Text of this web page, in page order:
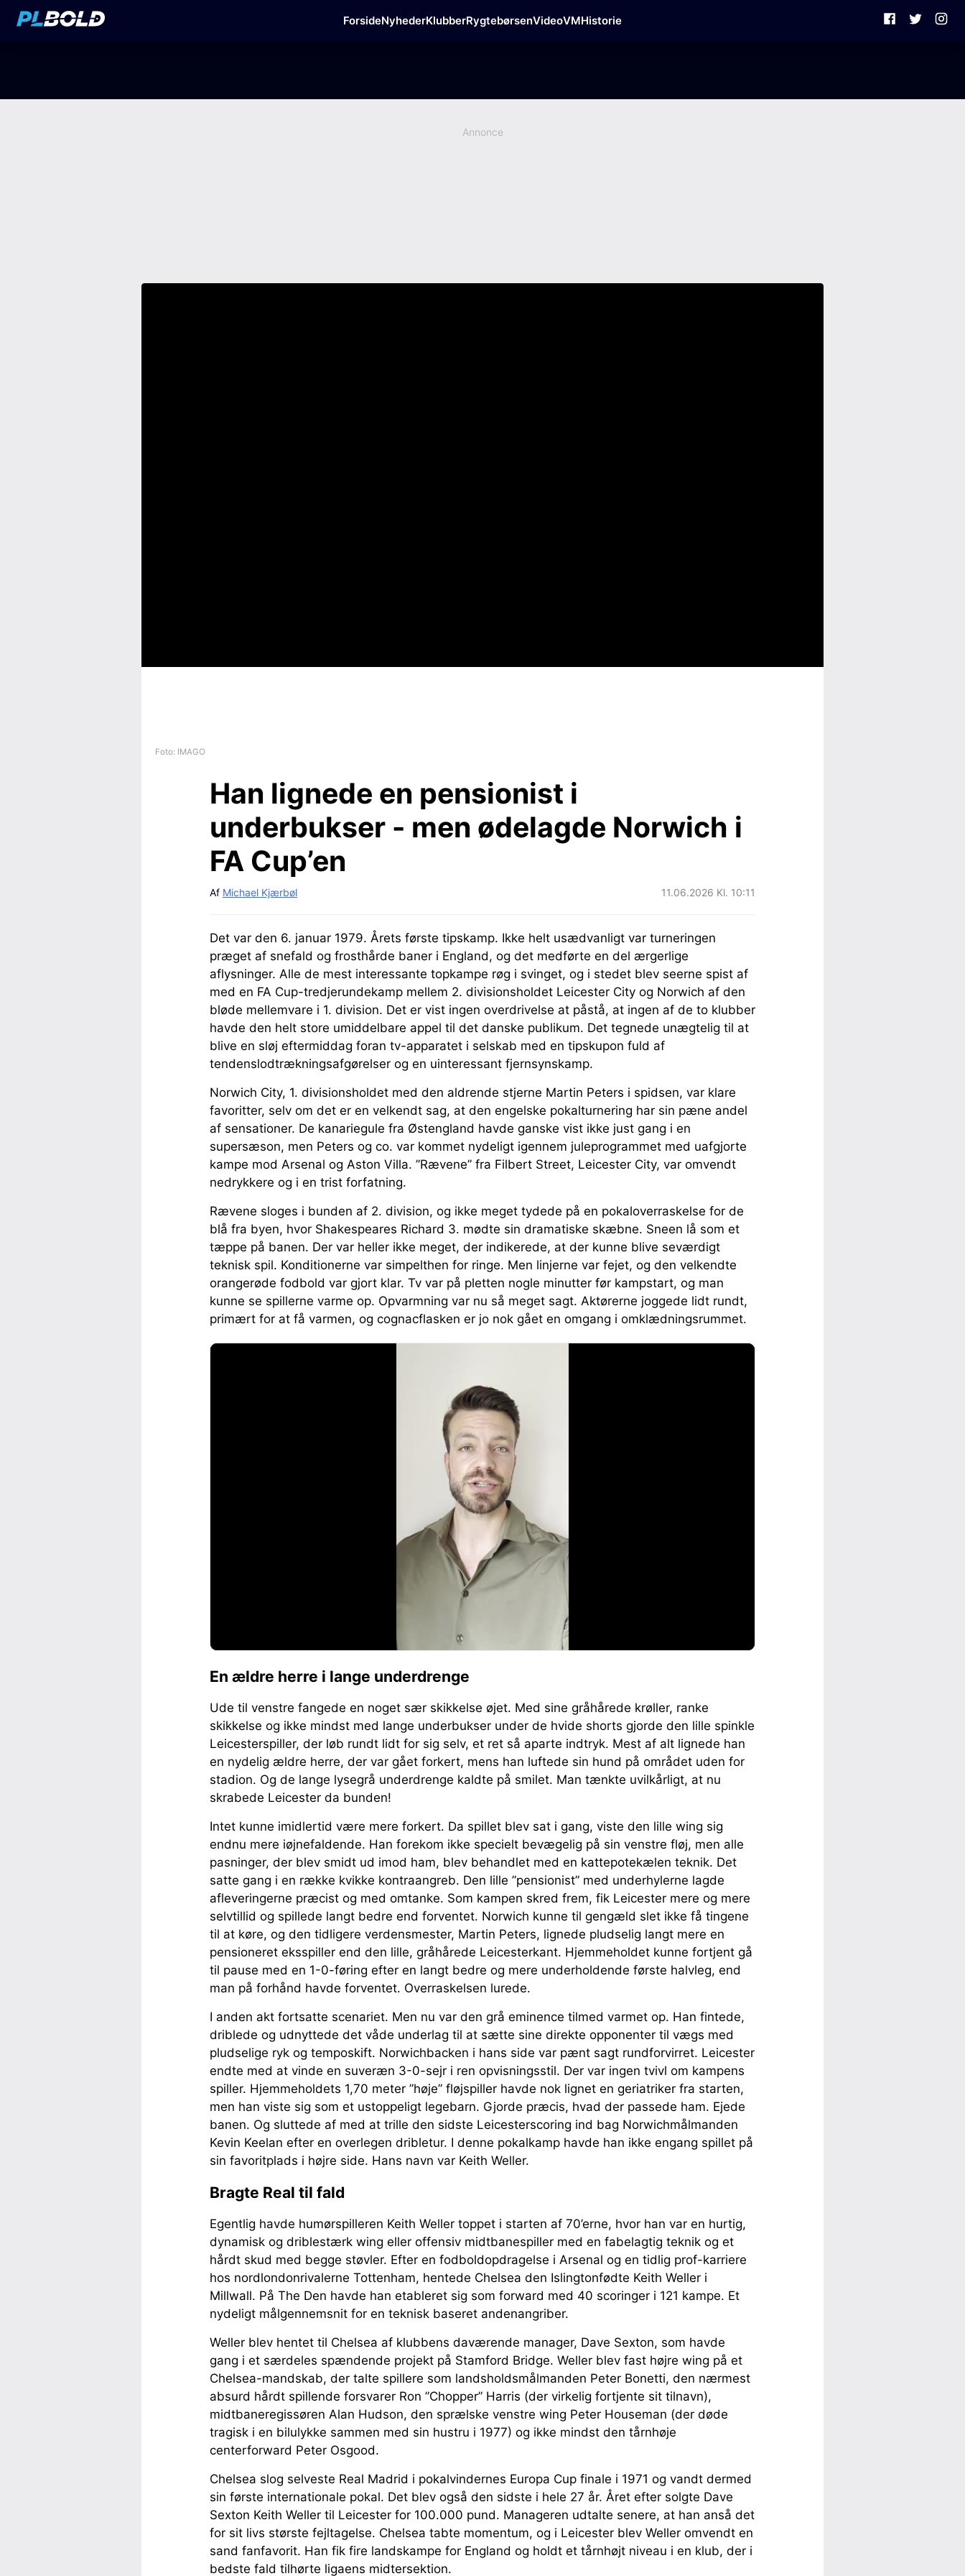
ForsideNyhederKlubberRygtebørsenVideoVMHistorie
Annonce
Foto: IMAGO
Han lignede en pensionist i
underbukser - men ødelagde Norwich i
FA Cup’en
Af Michael Kjærbøl 11.06.2026 Kl. 10:11
Det var den 6. januar 1979. Årets første tipskamp. Ikke helt usædvanligt var turneringen
præget af snefald og frosthårde baner i England, og det medførte en del ærgerlige
aflysninger. Alle de mest interessante topkampe røg i svinget, og i stedet blev seerne spist af
med en FA Cup-tredjerundekamp mellem 2. divisionsholdet Leicester City og Norwich af den
bløde mellemvare i 1. division. Det er vist ingen overdrivelse at påstå, at ingen af de to klubber
havde den helt store umiddelbare appel til det danske publikum. Det tegnede unægtelig til at
blive en sløj eftermiddag foran tv-apparatet i selskab med en tipskupon fuld af
tendenslodtrækningsafgørelser og en uinteressant fjernsynskamp.
Norwich City, 1. divisionsholdet med den aldrende stjerne Martin Peters i spidsen, var klare
favoritter, selv om det er en velkendt sag, at den engelske pokalturnering har sin pæne andel
af sensationer. De kanariegule fra Østengland havde ganske vist ikke just gang i en
supersæson, men Peters og co. var kommet nydeligt igennem juleprogrammet med uafgjorte
kampe mod Arsenal og Aston Villa. ”Rævene” fra Filbert Street, Leicester City, var omvendt
nedrykkere og i en trist forfatning.
Rævene sloges i bunden af 2. division, og ikke meget tydede på en pokaloverraskelse for de
blå fra byen, hvor Shakespeares Richard 3. mødte sin dramatiske skæbne. Sneen lå som et
tæppe på banen. Der var heller ikke meget, der indikerede, at der kunne blive seværdigt
teknisk spil. Konditionerne var simpelthen for ringe. Men linjerne var fejet, og den velkendte
orangerøde fodbold var gjort klar. Tv var på pletten nogle minutter før kampstart, og man
kunne se spillerne varme op. Opvarmning var nu så meget sagt. Aktørerne joggede lidt rundt,
primært for at få varmen, og cognacflasken er jo nok gået en omgang i omklædningsrummet.
En ældre herre i lange underdrenge
Ude til venstre fangede en noget sær skikkelse øjet. Med sine gråhårede krøller, ranke
skikkelse og ikke mindst med lange underbukser under de hvide shorts gjorde den lille spinkle
Leicesterspiller, der løb rundt lidt for sig selv, et ret så aparte indtryk. Mest af alt lignede han
en nydelig ældre herre, der var gået forkert, mens han luftede sin hund på området uden for
stadion. Og de lange lysegrå underdrenge kaldte på smilet. Man tænkte uvilkårligt, at nu
skrabede Leicester da bunden!
Intet kunne imidlertid være mere forkert. Da spillet blev sat i gang, viste den lille wing sig
endnu mere iøjnefaldende. Han forekom ikke specielt bevægelig på sin venstre fløj, men alle
pasninger, der blev smidt ud imod ham, blev behandlet med en kattepotekælen teknik. Det
satte gang i en række kvikke kontraangreb. Den lille ”pensionist” med underhylerne lagde
afleveringerne præcist og med omtanke. Som kampen skred frem, fik Leicester mere og mere
selvtillid og spillede langt bedre end forventet. Norwich kunne til gengæld slet ikke få tingene
til at køre, og den tidligere verdensmester, Martin Peters, lignede pludselig langt mere en
pensioneret eksspiller end den lille, gråhårede Leicesterkant. Hjemmeholdet kunne fortjent gå
til pause med en 1-0-føring efter en langt bedre og mere underholdende første halvleg, end
man på forhånd havde forventet. Overraskelsen lurede.
I anden akt fortsatte scenariet. Men nu var den grå eminence tilmed varmet op. Han fintede,
driblede og udnyttede det våde underlag til at sætte sine direkte opponenter til vægs med
pludselige ryk og temposkift. Norwichbacken i hans side var pænt sagt rundforvirret. Leicester
endte med at vinde en suveræn 3-0-sejr i ren opvisningsstil. Der var ingen tvivl om kampens
spiller. Hjemmeholdets 1,70 meter ”høje” fløjspiller havde nok lignet en geriatriker fra starten,
men han viste sig som et ustoppeligt legebarn. Gjorde præcis, hvad der passede ham. Ejede
banen. Og sluttede af med at trille den sidste Leicesterscoring ind bag Norwichmålmanden
Kevin Keelan efter en overlegen dribletur. I denne pokalkamp havde han ikke engang spillet på
sin favoritplads i højre side. Hans navn var Keith Weller.
Bragte Real til fald
Egentlig havde humørspilleren Keith Weller toppet i starten af 70’erne, hvor han var en hurtig,
dynamisk og driblestærk wing eller offensiv midtbanespiller med en fabelagtig teknik og et
hårdt skud med begge støvler. Efter en fodboldopdragelse i Arsenal og en tidlig prof-karriere
hos nordlondonrivalerne Tottenham, hentede Chelsea den Islingtonfødte Keith Weller i
Millwall. På The Den havde han etableret sig som forward med 40 scoringer i 121 kampe. Et
nydeligt målgennemsnit for en teknisk baseret andenangriber.
Weller blev hentet til Chelsea af klubbens daværende manager, Dave Sexton, som havde
gang i et særdeles spændende projekt på Stamford Bridge. Weller blev fast højre wing på et
Chelsea-mandskab, der talte spillere som landsholdsmålmanden Peter Bonetti, den nærmest
absurd hårdt spillende forsvarer Ron ”Chopper” Harris (der virkelig fortjente sit tilnavn),
midtbaneregissøren Alan Hudson, den sprælske venstre wing Peter Houseman (der døde
tragisk i en bilulykke sammen med sin hustru i 1977) og ikke mindst den tårnhøje
centerforward Peter Osgood.
Chelsea slog selveste Real Madrid i pokalvindernes Europa Cup finale i 1971 og vandt dermed
sin første internationale pokal. Det blev også den sidste i hele 27 år. Året efter solgte Dave
Sexton Keith Weller til Leicester for 100.000 pund. Manageren udtalte senere, at han anså det
for sit livs største fejltagelse. Chelsea tabte momentum, og i Leicester blev Weller omvendt en
sand fanfavorit. Han fik fire landskampe for England og holdt et tårnhøjt niveau i en klub, der i
bedste fald tilhørte ligaens midtersektion.